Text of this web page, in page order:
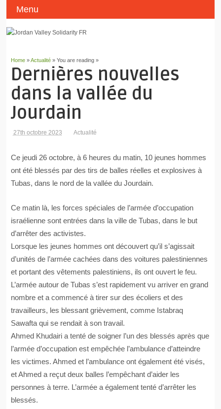
Menu
Home»Actualité» You are reading »
Dernières nouvelles
dans la vallée du
Jourdain
27th octobre 2023 Actualité
Ce jeudi 26 octobre, à 6 heures du matin, 10 jeunes hommes
ont été blessés par des tirs de balles réelles et explosives à
Tubas, dans le nord de la vallée du Jourdain.
Ce matin là, les forces spéciales de l’armée d’occupation
israélienne sont entrées dans la ville de Tubas, dans le but
d’arrêter des activistes.
Lorsque les jeunes hommes ont découvert qu’il s’agissait
d’unités de l’armée cachées dans des voitures palestiniennes
et portant des vêtements palestiniens, ils ont ouvert le feu.
L’armée autour de Tubas s’est rapidement vu arriver en grand
nombre et a commencé à tirer sur des écoliers et des
travailleurs, les blessant grièvement, comme Istabraq
Sawafta qui se rendait à son travail.
Ahmed Khudairi a tenté de soigner l’un des blessés après que
l’armée d’occupation est empêchée l’ambulance d’atteindre
les victimes. Ahmed et l’ambulance ont également été visés,
et Ahmed a reçut deux balles l’empêchant d’aider les
personnes à terre. L’armée a également tenté d’arrêter les
blessés.